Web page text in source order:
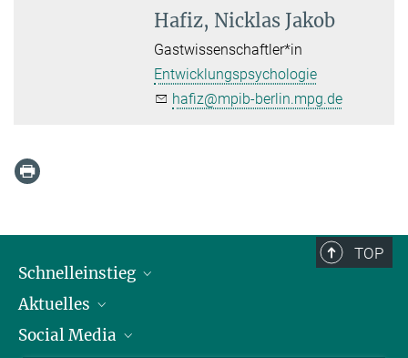
Hafiz, Nicklas Jakob
Gastwissenschaftler*in
Entwicklungspsychologie
hafiz@mpib-berlin.mpg.de
TOP
Schnelleinstieg
Personen
Pressebereich
Aktuelles
Stellenangebote
Social Media